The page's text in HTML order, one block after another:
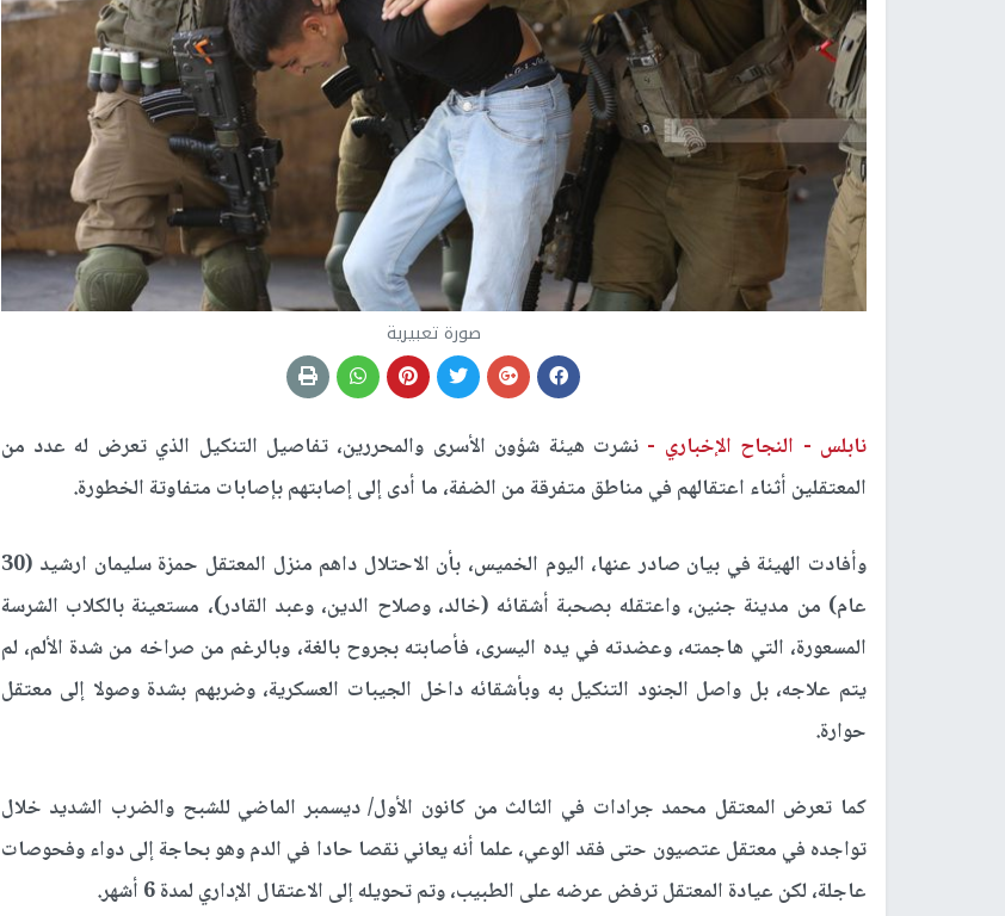
صورة تعبيرية
نابلس - النجاح الإخباري - نشرت هيئة شؤون الأسرى والمحررين، تفاصيل التنكيل الذي تعرض له عدد من
المعتقلين أثناء اعتقالهم في مناطق متفرقة من الضفة، ما أدى إلى إصابتهم بإصابات متفاوتة الخطورة.
وأفادت الهيئة في بيان صادر عنها، اليوم الخميس، بأن الاحتلال داهم منزل المعتقل حمزة سليمان ارشيد (30
عام) من مدينة جنين، واعتقله بصحبة أشقائه (خالد، وصلاح الدين، وعبد القادر)، مستعينة بالكلاب الشرسة
المسعورة، التي هاجمته، وعضدته في يده اليسرى، فأصابته بجروح بالغة، وبالرغم من صراخه من شدة الألم، لم
يتم علاجه، بل واصل الجنود التنكيل به وبأشقائه داخل الجيبات العسكرية، وضربهم بشدة وصولا إلى معتقل
حوارة.
كما تعرض المعتقل محمد جرادات في الثالث من كانون الأول/ ديسمبر الماضي للشبح والضرب الشديد خلال
تواجده في معتقل عتصيون حتى فقد الوعي، علما أنه يعاني نقصا حادا في الدم وهو بحاجة إلى دواء وفحوصات
عاجلة، لكن عيادة المعتقل ترفض عرضه على الطبيب، وتم تحويله إلى الاعتقال الإداري لمدة 6 أشهر.